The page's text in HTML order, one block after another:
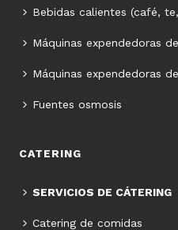
Bebidas calientes (café,
Máquinas expendedoras
Máquinas expendedoras
Fuentes osmosis
CATERING
SERVICIOS DE CÁTERING
Catering de comidas